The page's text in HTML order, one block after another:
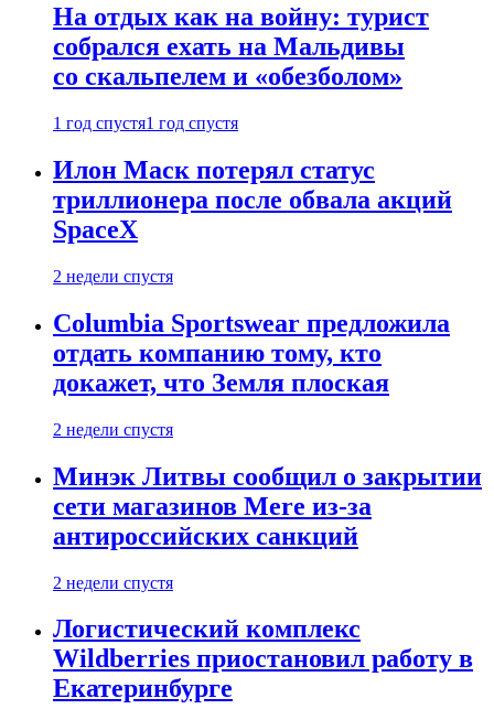
На отдых как на войну: турист
собрался ехать на Мальдивы
со скальпелем и «обезболом»
1 год спустя1 год спустя
Илон Маск потерял статус
триллионера после обвала акций
SpaceX
2 недели спустя
Columbia Sportswear предложила
отдать компанию тому, кто
докажет, что Земля плоская
2 недели спустя
Минэк Литвы сообщил о закрытии
сети магазинов Mere из-за
антироссийских санкций
2 недели спустя
Логистический комплекс
Wildberries приостановил работу в
Екатеринбурге